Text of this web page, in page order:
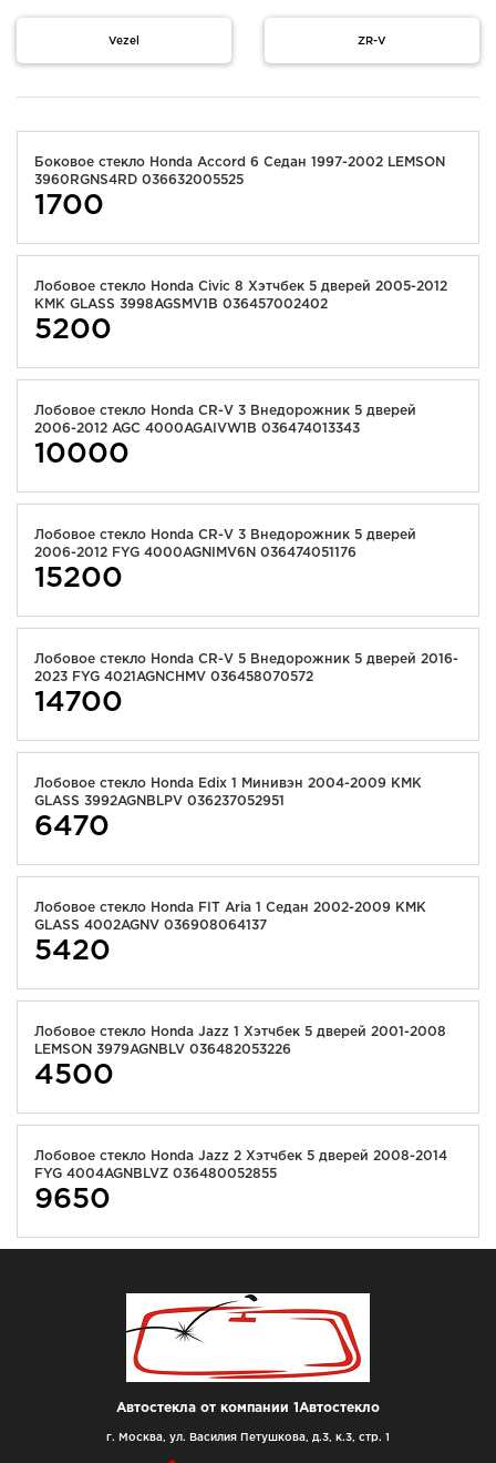
Vezel ZR-V
Боковое стекло Honda Accord 6 Седан 1997-2002 LEMSON
3960RGNS4RD 036632005525
1700
Лобовое стекло Honda Civic 8 Хэтчбек 5 дверей 2005-2012
KMK GLASS 3998AGSMV1B 036457002402
5200
Лобовое стекло Honda CR-V 3 Внедорожник 5 дверей
2006-2012 AGC 4000AGAIVW1B 036474013343
10000
Лобовое стекло Honda CR-V 3 Внедорожник 5 дверей
2006-2012 FYG 4000AGNIMV6N 036474051176
15200
Лобовое стекло Honda CR-V 5 Внедорожник 5 дверей 2016-
2023 FYG 4021AGNCHMV 036458070572
14700
Лобовое стекло Honda Edix 1 Минивэн 2004-2009 KMK
GLASS 3992AGNBLPV 036237052951
6470
Лобовое стекло Honda FIT Aria 1 Седан 2002-2009 KMK
GLASS 4002AGNV 036908064137
5420
Лобовое стекло Honda Jazz 1 Хэтчбек 5 дверей 2001-2008
LEMSON 3979AGNBLV 036482053226
4500
Лобовое стекло Honda Jazz 2 Хэтчбек 5 дверей 2008-2014
FYG 4004AGNBLVZ 036480052855
9650
Автостекла от компании 1Автостекло
г. Москва, ул. Василия Петушкова, д.3, к.3, стр. 1